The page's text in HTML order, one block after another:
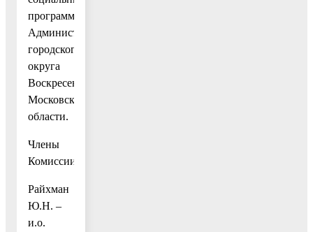
программ
Администрации
городского
округа
Воскресенск
Московской
области.
Члены
Комиссии:
Райхман
Ю.Н. –
и.о.